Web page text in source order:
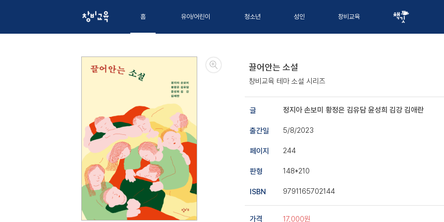
홈 유아/어린이 청소년 성인 창비교육
끌어안는 소설
창비교육 테마 소설 시리즈
글 정지아 손보미 황정은 김유담 윤성희 김강 김애란
출간일 5/8/2023
페이지 244
판형 148*210
ISBN 9791165702144
가격 17,000원